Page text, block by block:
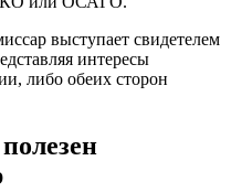
выступает свидетелем
интересы
либо обеих сторон